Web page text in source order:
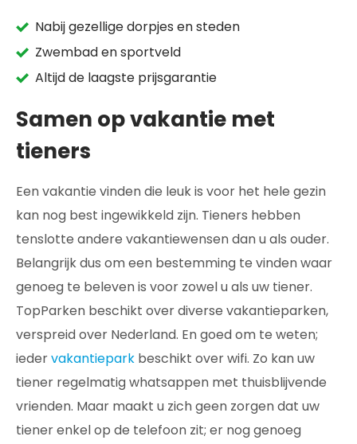
Nabij gezellige dorpjes en steden
Zwembad en sportveld
Altijd de laagste prijsgarantie
Samen op vakantie met
tieners
Een vakantie vinden die leuk is voor het hele gezin
kan nog best ingewikkeld zijn. Tieners hebben
tenslotte andere vakantiewensen dan u als ouder.
Belangrijk dus om een bestemming te vinden waar
genoeg te beleven is voor zowel u als uw tiener.
TopParken beschikt over diverse vakantieparken,
verspreid over Nederland. En goed om te weten;
iedervakantiepark beschikt over wifi. Zo kan uw
tiener regelmatig whatsappen met thuisblijvende
vrienden. Maar maakt u zich geen zorgen dat uw
tiener enkel op de telefoon zit; er nog genoeg